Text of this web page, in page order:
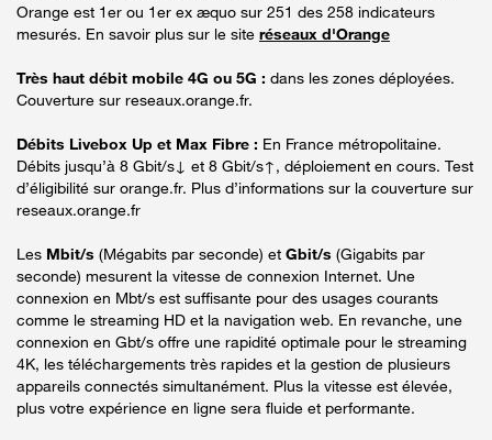
Orange est 1er ou 1er ex æquo sur 251 des 258 indicateurs
mesurés. En savoir plus sur le site réseaux d'Orange
Très haut débit mobile 4G ou 5G : dans les zones déployées.
Couverture sur reseaux.orange.fr.
Débits Livebox Up et Max Fibre : En France métropolitaine.
Débits jusqu’à 8 Gbit/s↓ et 8 Gbit/s↑, déploiement en cours. Test
d’éligibilité sur orange.fr. Plus d’informations sur la couverture sur
reseaux.orange.fr
Les Mbit/s (Mégabits par seconde) et Gbit/s (Gigabits par
seconde) mesurent la vitesse de connexion Internet. Une
connexion en Mbt/s est suffisante pour des usages courants
comme le streaming HD et la navigation web. En revanche, une
connexion en Gbt/s offre une rapidité optimale pour le streaming
4K, les téléchargements très rapides et la gestion de plusieurs
appareils connectés simultanément. Plus la vitesse est élevée,
plus votre expérience en ligne sera fluide et performante.